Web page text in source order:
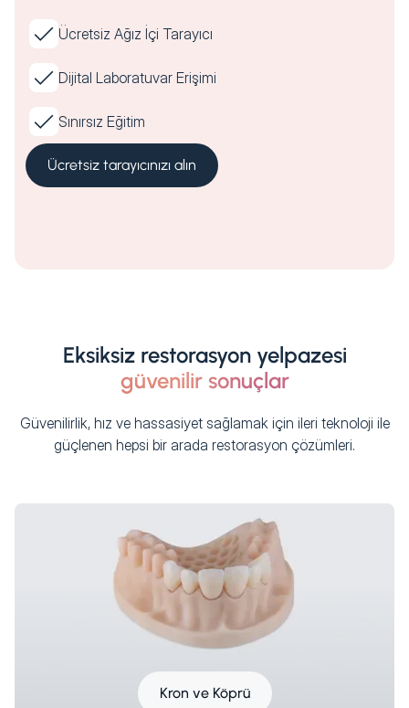
Ücretsiz Ağız İçi Tarayıcı
Dijital Laboratuvar Erişimi
Sınırsız Eğitim
Ücretsiz tarayıcınızı alın
Eksiksiz restorasyon yelpazesi
güvenilir sonuçlar
Güvenilirlik, hız ve hassasiyet sağlamak için ileri teknoloji ile
güçlenen hepsi bir arada restorasyon çözümleri.
Kron ve Köprü